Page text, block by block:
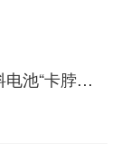
铂用量减少90%！我国科学家破解燃料电池“卡脖子”难题，效率飙升3倍